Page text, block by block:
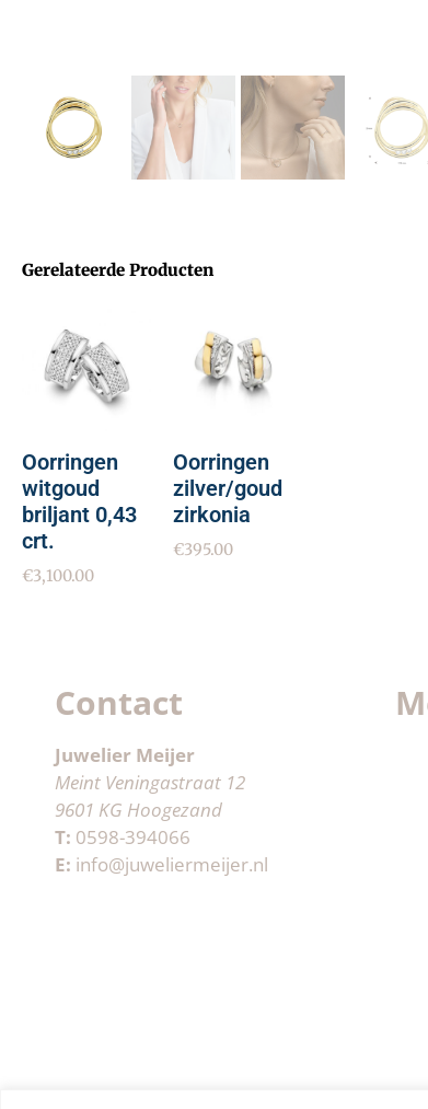
Gerelateerde Producten
Oorringen
witgoud
briljant 0,43
crt.
€3,100.00
Oorringen
zilver/goud
zirkonia
€395.00
Contact
Juwelier Meijer
Meint Veningastraat 12
9601 KG Hoogezand
T: 0598-394066
E: info@juweliermeijer.nl